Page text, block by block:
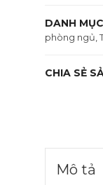
DANH
phòng ngủ ,
CHIA SẺ
Mô tả